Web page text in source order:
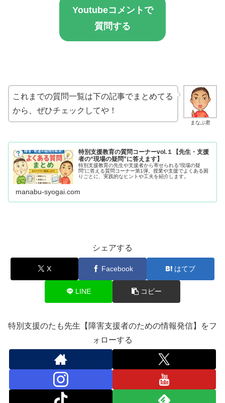
Youtubeコメントで
質問する
まなぶ君
これまでの質問一覧は下の記事でまとめてる
から、ぜひチェックしてや！
特別支援教育の質問コーナーvol.１【先生・支援
者の“現場の疑問”に答えます】
特別支援教育の先生や支援者から寄せられる“現場の疑
問”に答える質問コーナー第1弾。授業や支援でよくある困
りごとに、実践的なヒントや工夫を紹介します。
manabu-syogai.com
シェアする
X Facebook はてブ
LINE コピー
特別支援のたも先生【障害支援者のための情報発信】をフ
ォローする